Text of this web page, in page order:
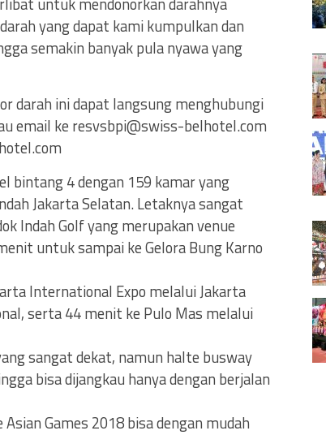
yang dapat kami kumpulkan dan
semakin banyak pula nyawa yang
darah ini dapat langsung menghubungi
email ke resvsbpi@swiss-belhotel.com
bintang 4 dengan 159 kamar yang
Jakarta Selatan. Letaknya sangat
Indah Golf yang merupakan venue
untuk sampai ke Gelora Bung Karno
International Expo melalui Jakarta
serta 44 menit ke Pulo Mas melalui
sangat dekat, namun halte busway
bisa dijangkau hanya dengan berjalan
Games 2018 bisa dengan mudah